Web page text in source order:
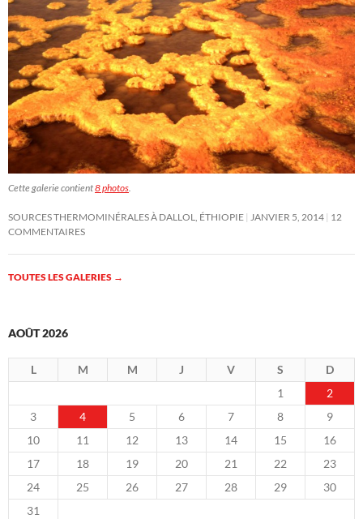
Cette galerie contient8 photos.
SOURCES THERMOMINÉRALES À DALLOL, ÉTHIOPIE JANVIER 5, 2014 12
COMMENTAIRES
TOUTES LES GALERIES →
AOÛT 2026
L M M J V S
D
1
2
3
4 5 6 7 8
9
10
11 12 13 14 15
16
17
18 19 20 21 22
23
24
25 26 27 28 29
30
31